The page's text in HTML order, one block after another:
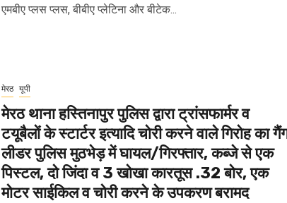
एमबीए प्लस प्लस, बीबीए प्लेटिना और बीटेक...
मेरठ यूपी
मेरठ थाना हस्तिनापुर पुलिस द्वारा ट्रांसफार्मर व
टयूबैलों के स्टार्टर इत्यादि चोरी करने वाले गिरोह का
लीडर पुलिस मुठभेड़ में घायल/गिरफ्तार, कब्जे से एक
पिस्टल, दो जिंदा व 3 खोखा कारतूस .32 बोर, एक
मोटर साईकिल व चोरी करने के उपकरण बरामद